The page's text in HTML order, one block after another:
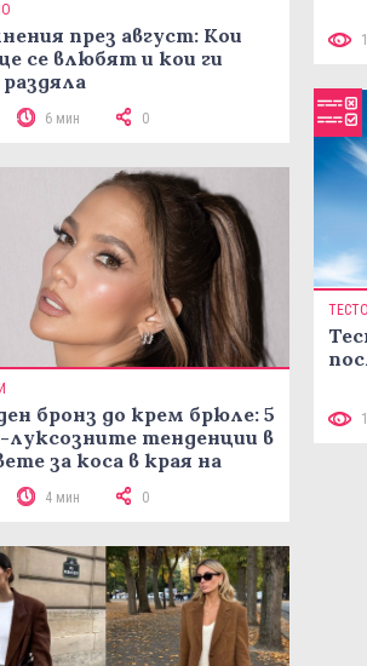
през август: Кои
се влюбят и кои ги
6 мин 0
бронз до крем брюле: 5
луксозните тенденции в
за коса в края на
4 мин 0